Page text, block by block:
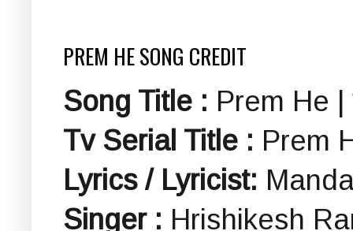
PREM HE SONG CREDIT
Song Title : Prem He |
Tv Serial Title : Prem
Lyrics / Lyricist:
Singer : Hrishikesh